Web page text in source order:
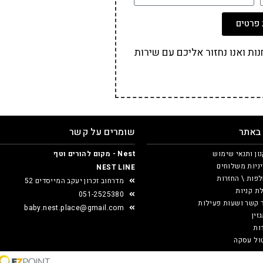
ואנו נחזור אליכם עם שירות
באתר
ותנאי שימוש
משלוחים
\ החזרות
קניות
קשר ושעות פעילות
עסקה
שומרים על קשר
Nest - מקום להורים וטף
NEST LINE
מדרחוב זכרון יעקב המייסדים 52
051-2525380
baby.nest.place@gmail.com